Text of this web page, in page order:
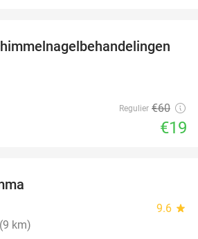
68%
Regulier €60
€19
9.6 star
km)